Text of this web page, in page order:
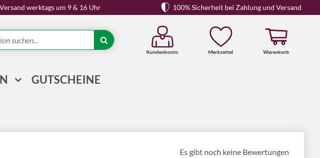
Versand werktags um 9 & 16 Uhr 100% Sicherheit bei Zahlung und Versand
Kundenkonto Merkzettel Warenkorb
GUTSCHEINE
Es gibt noch keine Bewertungen